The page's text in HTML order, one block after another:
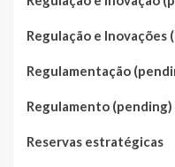
Regulação e Inovações
Regulamentação
Regulamento (pending)
Reservas estratégicas